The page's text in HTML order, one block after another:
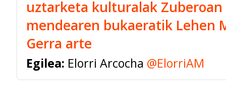
uztarketa kulturalak Zuberoan
mendearen bukaeratik Lehen
Gerra arte
Egilea: Elorri Arcocha @ElorriAM